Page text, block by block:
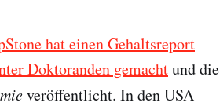
hat einen Gehaltsreport
Doktoranden gemachtund die
veröffentlicht. In den USA